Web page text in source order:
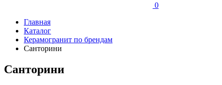
0
Главная
Каталог
Керамогранит по брендам
Санторини
Санторини